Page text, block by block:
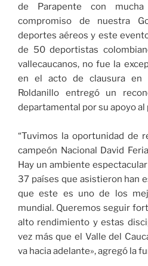
de Parapente con
compromiso de nuestra
deportes aéreos y este
de 50 deportistas
vallecaucanos, no fue la
en el acto de clausura en
Roldanillo entregó un
departamental por su apoyo
“Tuvimos la oportunidad de
campeón Nacional David
Hay un ambiente
37 países que asistieron han
que este es uno de los
mundial. Queremos seguir
alto rendimiento y estas
vez más que el Valle del
va hacia adelante», agregó la